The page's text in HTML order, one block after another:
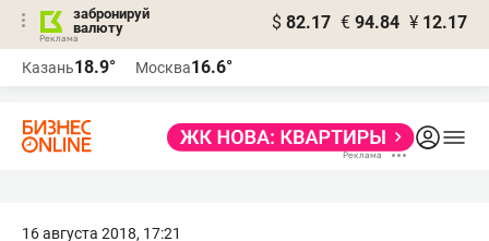
забронируй
валюту
$ 82.17 € 94.84 ¥ 12.17
Казань18.9° Москва16.6°
16 августа 2018, 17:21